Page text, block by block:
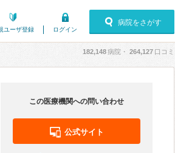
ユーザ登録 ログイン
病院をさがす
182,148病院・ 264,127 口コミ
この医療機関への問い合わせ
公式サイト